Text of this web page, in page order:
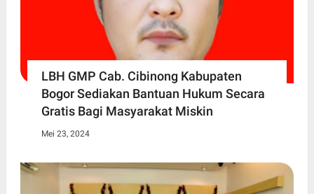
LBH GMP Cab. Cibinong Kabupaten
Bogor Sediakan Bantuan Hukum Secara
Gratis Bagi Masyarakat Miskin
Mei 23, 2024